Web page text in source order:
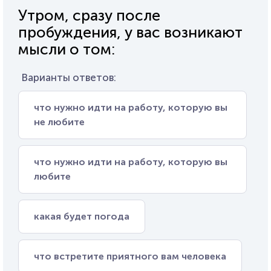
Утром, сразу после
пробуждения, у вас возникают
мысли о том:
Варианты ответов:
что нужно идти на работу, которую вы
не любите
что нужно идти на работу, которую вы
любите
какая будет погода
что встретите приятного вам человека